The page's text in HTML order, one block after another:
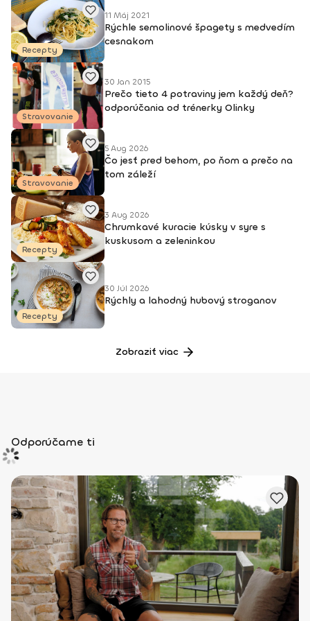
TRÉNER 3
Recepty
11 Máj 2021
Rýchle semolinové špagety s medvedím
cesnakom
Stravovanie
30 Jan 2015
Prečo tieto 4 potraviny jem každý deň?
odporúčania od trénerky Olinky
Stravovanie
5 Aug 2026
Čo jesť pred behom, po ňom a prečo na
tom záleží
Recepty
3 Aug 2026
Chrumkavé kuracie kúsky v syre s
kuskusom a zeleninkou
Recepty
30 Júl 2026
Rýchly a lahodný hubový stroganov
Zobraziť viac
Odporúčame ti